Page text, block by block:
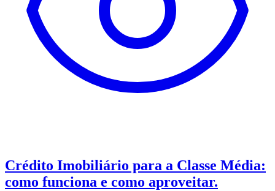
Crédito Imobiliário para a Classe Média:
como funciona e como aproveitar.